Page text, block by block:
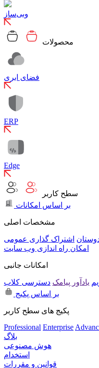
وبی‌ساز
محصولات
فضای ابری
ERP
Edge
سطح کاربر
بر اساس امکانات
مشخصات اصلی
اشتراک گذاری عمومی
امکان راه اندازی وب سایت
امکانات جانبی
یادآور پیامک دسترسی کلاب
بر اساس پکیج
پکیج های سطح کاربر
Professional Enterprise
بلاگ
هوش مصنوعی
استخدام
قوانین و مقررات